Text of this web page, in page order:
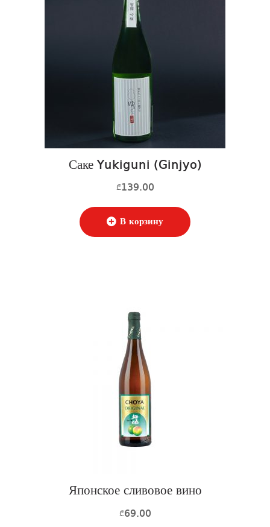
Саке Yukiguni (Ginjyo)
₾139.00
В корзину
Японское сливовое вино
₾69.00